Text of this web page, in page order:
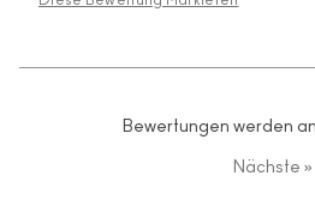
Bewertungen werden
Nächste »